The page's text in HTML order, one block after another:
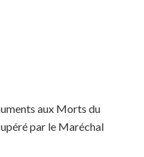
aux Morts du
par le Maréchal